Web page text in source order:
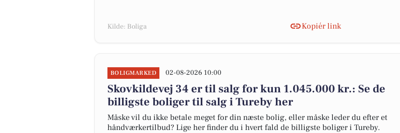
Kilde: Boliga Kopiér link
BOLIGMARKED 02-08-2026 10:00
Skovkildevej 34 er til salg for kun 1.045.000 kr.: Se de
billigste boliger til salg i Tureby her
Måske vil du ikke betale meget for din næste bolig, eller måske leder du efter et
håndværkertilbud? Lige her finder du i hvert fald de billigste boliger i Tureby.